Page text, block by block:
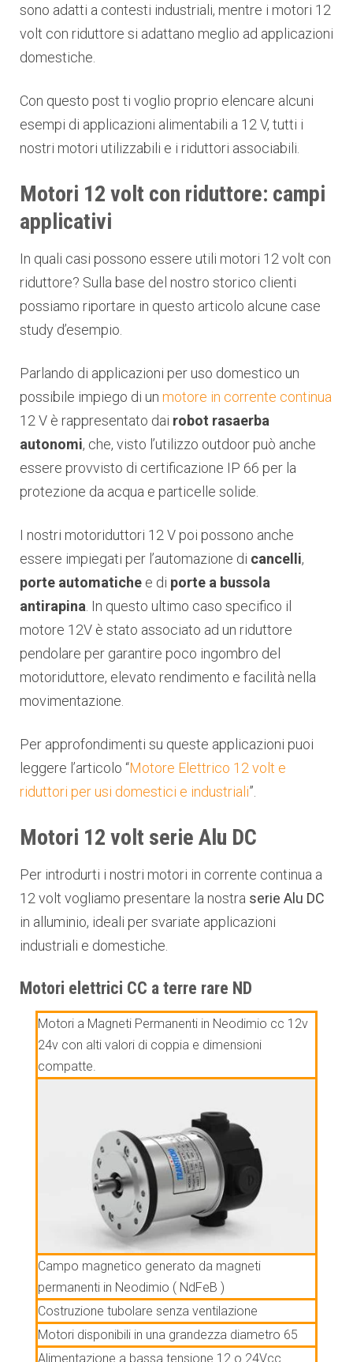
sono adatti a contesti industriali, mentre i motori 12
volt con riduttore si adattano meglio ad applicazioni
domestiche.
Con questo post ti voglio proprio elencare alcuni
esempi di applicazioni alimentabili a 12 V, tutti i
nostri motori utilizzabili e i riduttori associabili.
Motori 12 volt con riduttore: campi
applicativi
In quali casi possono essere utili motori 12 volt con
riduttore? Sulla base del nostro storico clienti
possiamo riportare in questo articolo alcune case
study d’esempio.
Parlando di applicazioni per uso domestico un
possibile impiego di un motore in corrente continua
12 V è rappresentato dai robot rasaerba
autonomi, che, visto l’utilizzo outdoor può anche
essere provvisto di certificazione IP 66 per la
protezione da acqua e particelle solide.
I nostri motoriduttori 12 V poi possono anche
essere impiegati per l’automazione di cancelli,
porte automatiche e di porte a bussola
antirapina . In questo ultimo caso specifico il
motore 12V è stato associato ad un riduttore
pendolare per garantire poco ingombro del
motoriduttore, elevato rendimento e facilità nella
movimentazione.
Per approfondimenti su queste applicazioni puoi
leggere l’articolo “Motore Elettrico 12 volt e
riduttori per usi domestici e industriali”.
Motori 12 volt serie Alu DC
Per introdurti i nostri motori in corrente continua a
12 volt vogliamo presentare la nostra serie Alu DC
in alluminio, ideali per svariate applicazioni
industriali e domestiche.
Motori elettrici CC a terre rare ND
Motori a Magneti Permanenti in Neodimio cc 12v
24v con alti valori di coppia e dimensioni
compatte.
Campo magnetico generato da magneti
permanenti in Neodimio ( NdFeB )
Costruzione tubolare senza ventilazione
Motori disponibili in una grandezza diametro 65
Alimentazione a bassa tensione 12 o 24Vcc